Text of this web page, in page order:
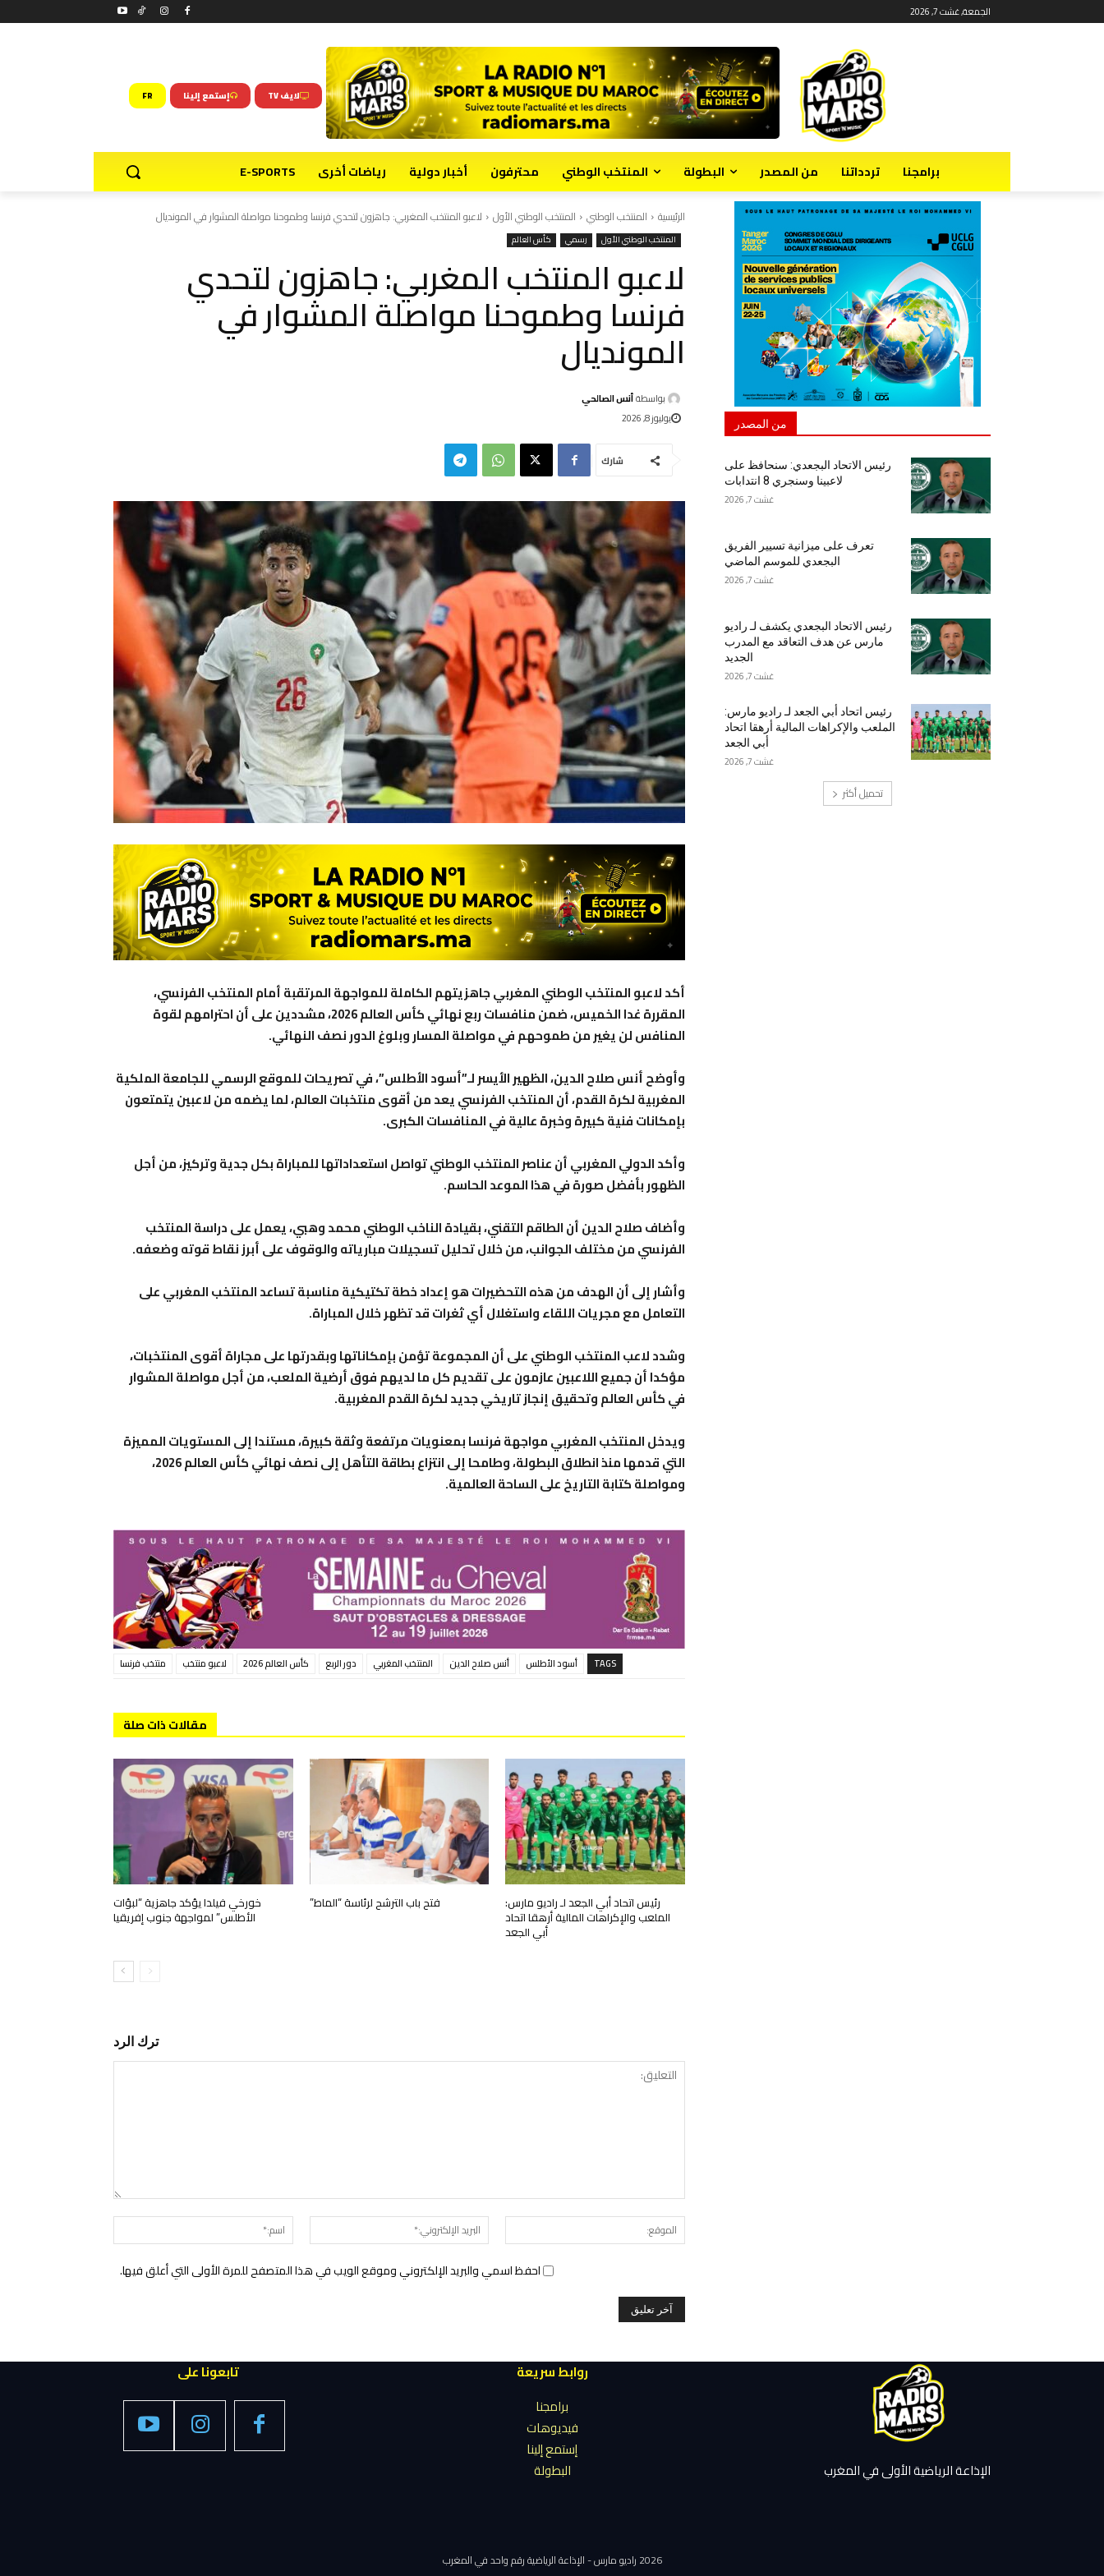
الجمعة, غشت 7, 2026
لايف TV إستمع إلينا FR
برامجنا تردداتنا من المصدر البطولة المنتخب الوطني محترفون أخبار دولية رياضات أخرى E-SPORTS
الرئيسية المنتخب الوطني المنتخب الوطني الأول لاعبو المنتخب المغربي: جاهزون لتحدي فرنسا وطموحنا مواصلة المشوار في المونديال
المنتخب الوطني الأول رسمي كأس العالم
لاعبو المنتخب المغربي: جاهزون لتحدي
فرنسا وطموحنا مواصلة المشوار في
المونديال
بواسطةأنس الصالحي
يوليوز 8, 2026
شارك
أكد لاعبو المنتخب الوطني المغربي جاهزيتهم الكاملة للمواجهة المرتقبة أمام المنتخب الفرنسي،
المقررة غدا الخميس، ضمن منافسات ربع نهائي كأس العالم 2026، مشددين على أن احترامهم لقوة
المنافس لن يغير من طموحهم في مواصلة المسار وبلوغ الدور نصف النهائي.
وأوضح أنس صلاح الدين، الظهير الأيسر لـ”أسود الأطلس”، في تصريحات للموقع الرسمي للجامعة الملكية
المغربية لكرة القدم، أن المنتخب الفرنسي يعد من أقوى منتخبات العالم، لما يضمه من لاعبين يتمتعون
بإمكانات فنية كبيرة وخبرة عالية في المنافسات الكبرى.
وأكد الدولي المغربي أن عناصر المنتخب الوطني تواصل استعداداتها للمباراة بكل جدية وتركيز، من أجل
الظهور بأفضل صورة في هذا الموعد الحاسم.
وأضاف صلاح الدين أن الطاقم التقني، بقيادة الناخب الوطني محمد وهبي، يعمل على دراسة المنتخب
الفرنسي من مختلف الجوانب، من خلال تحليل تسجيلات مبارياته والوقوف على أبرز نقاط قوته وضعفه.
وأشار إلى أن الهدف من هذه التحضيرات هو إعداد خطة تكتيكية مناسبة تساعد المنتخب المغربي على
التعامل مع مجريات اللقاء واستغلال أي ثغرات قد تظهر خلال المباراة.
وشدد لاعب المنتخب الوطني على أن المجموعة تؤمن بإمكاناتها وبقدرتها على مجاراة أقوى المنتخبات،
مؤكدا أن جميع اللاعبين عازمون على تقديم كل ما لديهم فوق أرضية الملعب، من أجل مواصلة المشوار
في كأس العالم وتحقيق إنجاز تاريخي جديد لكرة القدم المغربية.
ويدخل المنتخب المغربي مواجهة فرنسا بمعنويات مرتفعة وثقة كبيرة، مستندا إلى المستويات المميزة
التي قدمها منذ انطلاق البطولة، وطامحا إلى انتزاع بطاقة التأهل إلى نصف نهائي كأس العالم 2026،
ومواصلة كتابة التاريخ على الساحة العالمية.
TAGS أسود الأطلس أنس صلاح الدين المنتخب المغربي دور الربع كأس العالم 2026 لاعبو منتخب منتخب فرنسا
مقالات ذات صلة
رئيس اتحاد أبي الجعد لـ راديو مارس:
الملعب والإكراهات المالية أرهقا اتحاد
أبي الجعد
فتح باب الترشح لرئاسة “الماط” خورخي فيلدا يؤكد جاهزية “لبؤات
الأطلس” لمواجهة جنوب إفريقيا
ترك الرد
التعليق:
اسم:*
البريد
الإلكتروني:*
الموقع:
احفظ اسمي والبريد الإلكتروني وموقع الويب في هذا المتصفح للمرة الأولى التي أعلق فيها.
من المصدر
رئيس الاتحاد البجعدي: سنحافظ على
لاعبينا وسنجري 8 انتدابات
غشت 7, 2026
تعرف على ميزانية تسيير الفريق
البجعدي للموسم الماضي
غشت 7, 2026
رئيس الاتحاد البجعدي يكشف لـ راديو
مارس عن هدف التعاقد مع المدرب
الجديد
غشت 7, 2026
رئيس اتحاد أبي الجعد لـ راديو مارس:
الملعب والإكراهات المالية أرهقا اتحاد
أبي الجعد
غشت 7, 2026
تحميل أكثر
تابعونا على
روابط سريعة
برامجنا
فيديوهات
إستمع إلينا
البطولة
الإذاعة الرياضية الأولى في المغرب
2026 راديو مارس - الإذاعة الرياضية رقم واحد في المغرب